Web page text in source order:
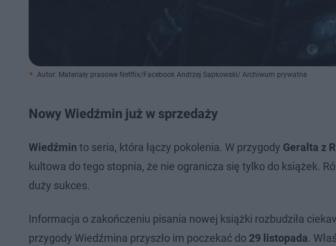
Autor: Materiały prasowe Netflix/Facebook Andrzej Sapkowski/ Archiwum prywatne
Nowy Wiedźmin już w sprzedaży
Wiedźmin to seria, która łączy pokolenia. W przygody Geralta z
kultowa do tego stopnia, że nie ogranicza się tylko do książek.
duży sukces.
Informacja o zakończeniu pisania nowej książki rozbudziła
przygody Wiedźmina przyszło im poczekać do 29 listopada.